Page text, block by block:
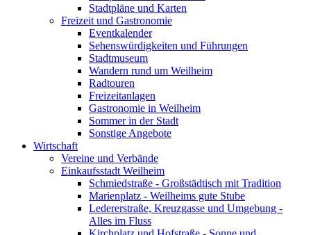
Stadtpläne und Karten
Freizeit und Gastronomie
Eventkalender
Sehenswürdigkeiten und Führungen
Stadtmuseum
Wandern rund um Weilheim
Radtouren
Freizeitanlagen
Gastronomie in Weilheim
Sommer in der Stadt
Sonstige Angebote
Wirtschaft
Vereine und Verbände
Einkaufsstadt Weilheim
Schmiedstraße - Großstädtisch mit Tradition
Marienplatz - Weilheims gute Stube
Ledererstraße, Kreuzgasse und Umgebung -
Alles im Fluss